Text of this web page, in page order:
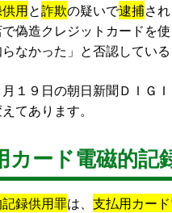
用と詐欺の疑いで逮捕され
偽造クレジットカードを
なかった」と否認している
１９日の朝日新聞ＤＩＧ
てあります。
カード電磁的記
録供用罪は、 支払用カー